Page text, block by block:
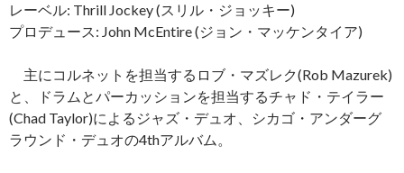
レーベル: Thrill Jockey (スリル・ジョッキー)
プロデュース: John McEntire (ジョン・マッケンタイア)
主にコルネットを担当するロブ・マズレク(Rob Mazurek)
と、ドラムとパーカッションを担当するチャド・テイラー
(Chad Taylor)によるジャズ・デュオ、シカゴ・アンダーグ
ラウンド・デュオの4thアルバム。